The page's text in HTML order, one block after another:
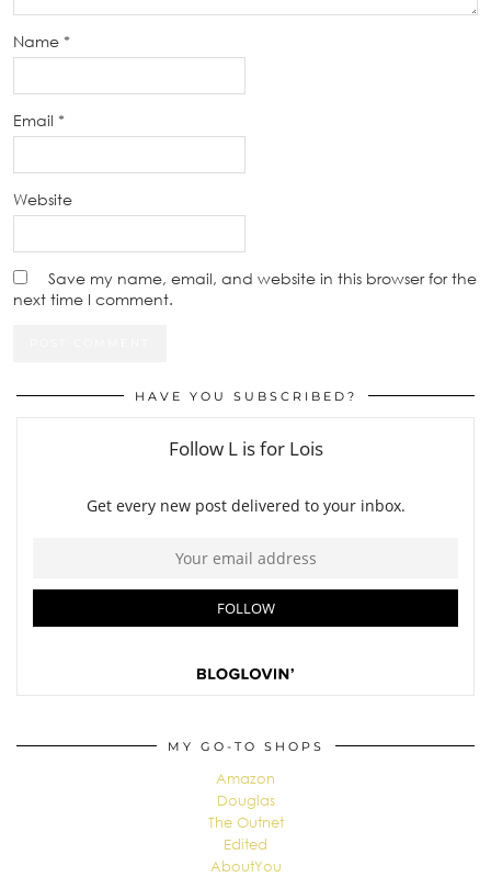
Name *
Email *
Website
Save my name, email, and website in this browser for the
next time I comment.
HAVE YOU SUBSCRIBED?
MY GO-TO SHOPS
Amazon
Douglas
The Outnet
Edited
AboutYou